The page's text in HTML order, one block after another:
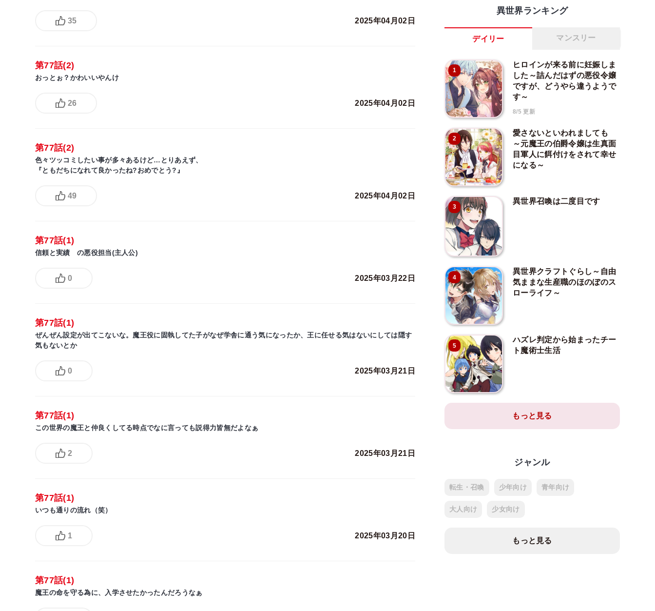
35 2025年04月02日
第77話(2)
おっとぉ？かわいいやんけ
26 2025年04月02日
第77話(2)
色々ツッコミしたい事が多々あるけど…とりあえず、
『ともだちになれて良かったね?おめでとう?』
49 2025年04月02日
第77話(1)
信頼と実績 の悪役担当(主人公)
0 2025年03月22日
第77話(1)
ぜんぜん設定が出てこないな。魔王役に固執してた子がなぜ学舎に通う気になったか、王に任せる気はないにしては隠す
気もないとか
0 2025年03月21日
第77話(1)
この世界の魔王と仲良くしてる時点でなに言っても説得力皆無だよなぁ
2 2025年03月21日
第77話(1)
いつも通りの流れ（笑）
1 2025年03月20日
第77話(1)
魔王の命を守る為に、入学させたかったんだろうなぁ
異世界ランキング
デイリー マンスリー
1
ヒロインが来る前に妊娠しま
した～詰んだはずの悪役令嬢
ですが、どうやら違うようで
す～
8/5 更新
2
愛さないといわれましても
～元魔王の伯爵令嬢は生真面
目軍人に餌付けをされて幸せ
になる～
3
異世界召喚は二度目です
4
異世界クラフトぐらし～自由
気ままな生産職のほのぼのス
ローライフ～
5
ハズレ判定から始まったチー
ト魔術士生活
もっと見る
ジャンル
転生・召喚 少年向け 青年向け
大人向け 少女向け
もっと見る